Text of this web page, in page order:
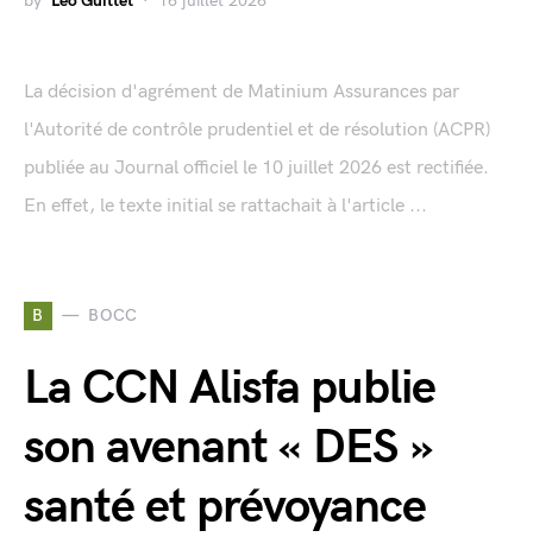
La décision d'agrément de Matinium Assurances par
l'Autorité de contrôle prudentiel et de résolution (ACPR)
publiée au Journal officiel le 10 juillet 2026 est rectifiée.
En effet, le texte initial se rattachait à l'article ...
B BOCC
La CCN Alisfa publie
son avenant « DES »
santé et prévoyance